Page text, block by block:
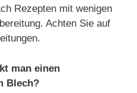
Rezepten mit wenigen
Achten Sie auf
man einen
Blech?